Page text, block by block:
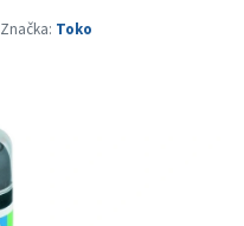
Značka: Toko